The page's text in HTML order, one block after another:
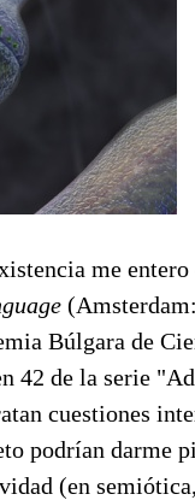
me entero
Búlgara de
42 de la serie
cuestiones
podrían darme
(en